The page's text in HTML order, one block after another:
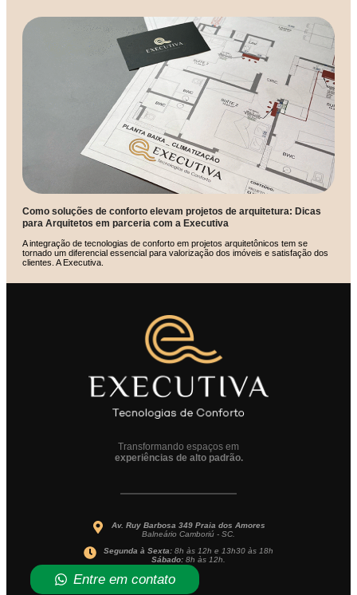
Como soluções de conforto elevam projetos de arquitetura: Dicas
para Arquitetos em parceria com a Executiva
A integração de tecnologias de conforto em projetos arquitetônicos tem se
tornado um diferencial essencial para valorização dos imóveis e satisfação dos
clientes. A Executiva.
Transformando espaços em
experiências de alto padrão.
Av. Ruy Barbosa 349 Praia dos Amores
Balneário Camboriú - SC.
Segunda à Sexta: 8h às 12h e 13h30 às 18h
Sábado: 8h às 12h.
Entre em contato